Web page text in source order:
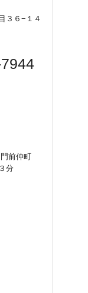
３６−１４
前仲町
分